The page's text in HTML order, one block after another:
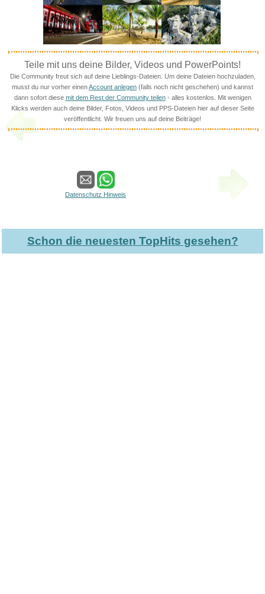
Teile mit uns deine Bilder, Videos und PowerPoints!
Die Community freut sich auf deine Lieblings-Dateien. Um deine Dateien hochzuladen,
musst du nur vorher einenAccount anlegen (falls noch nicht geschehen) und kannst
dann sofort diese mit dem Rest der Community teilen- alles kostenlos. Mit wenigen
Klicks werden auch deine Bilder, Fotos, Videos und PPS-Dateien hier auf dieser Seite
veröffentlicht. Wir freuen uns auf deine Beiträge!
Datenschutz Hinweis
Schon die neuesten TopHits gesehen?